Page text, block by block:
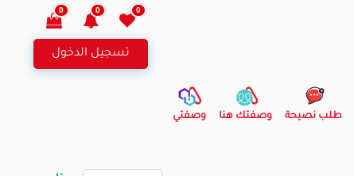
0
0
0
تسجيل الدخول
طلب نصيحة وصفتك هنا وصفتي